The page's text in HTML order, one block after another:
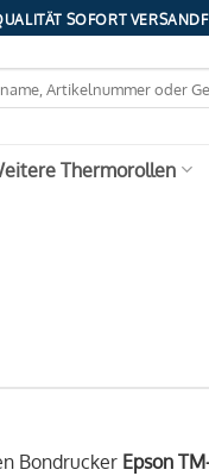
SOFORT
Thermorollen
Bondrucker Epson